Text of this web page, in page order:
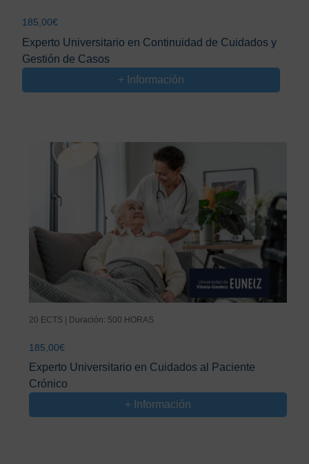
185,00€
Experto Universitario en Continuidad de Cuidados y
Gestión de Casos
+ Información
20 ECTS | Duración: 500 HORAS
185,00€
Experto Universitario en Cuidados al Paciente
Crónico
+ Información